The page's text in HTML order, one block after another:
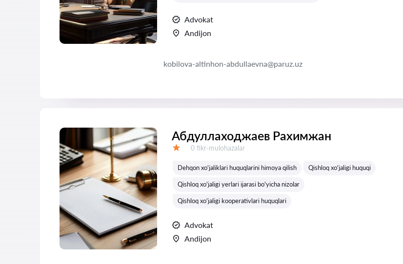
Advokat
Andijon
kobilova-altinhon-abdullaevna@paruz.uz
Абдуллаходжаев Рахимжан
Fikrlar:
0 fikr-mulohazalar
Dehqon xo'jaliklari huquqlarini himoya qilish Qishloq xo'jaligi huquqi
Qishloq xo'jaligi yerlari ijarasi bo'yicha nizolar
Qishloq xo'jaligi kooperativlari huquqlari
Advokat
Andijon